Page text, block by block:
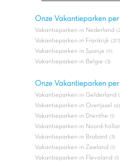
Onze Vakantieparken per
Vakantieparken in Nederland
Vakantieparken in Frankrijk (217)
Vakantieparken in Spanje (9)
Vakantieparken in Belgie (3)
Onze Vakantieparken
Vakantieparken in Gelderland
Vakantieparken in Overijssel (6)
Vakantieparken in Drenthe (1)
Vakantieparken in Noord-
Vakantieparken in Brabant (3)
Vakantieparken in Zeeland (1)
Vakantieparken in Flevoland (1)